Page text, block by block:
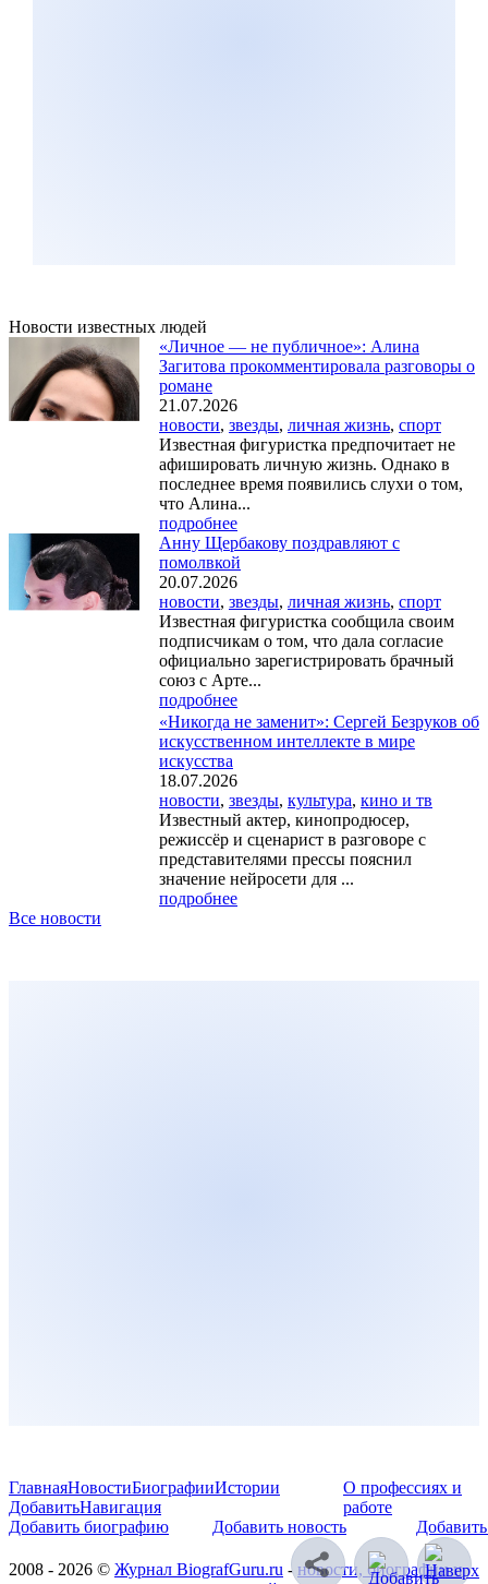
Новости известных людей
«Личное — не публичное»: Алина
Загитова прокомментировала разговоры о
романе
21.07.2026
новости, звезды, личная жизнь, спорт
Известная фигуристка предпочитает не
афишировать личную жизнь. Однако в
последнее время появились слухи о том,
что Алина...
подробнее
Анну Щербакову поздравляют с
помолвкой
20.07.2026
новости, звезды, личная жизнь, спорт
Известная фигуристка сообщила своим
подписчикам о том, что дала согласие
официально зарегистрировать брачный
союз с Арте...
подробнее
«Никогда не заменит»: Сергей Безруков об
искусственном интеллекте в мире
искусства
18.07.2026
новости, звезды, культура, кино и тв
Известный актер, кинопродюсер,
режиссёр и сценарист в разговоре с
представителями прессы пояснил
значение нейросети для ...
подробнее
Все новости
ГлавнаяНовостиБиографииИстории
ДобавитьНавигация
О профессиях и
работе
Добавить биографию
Добавить новость
2008 - 2026 © Журнал BiografGuru.ru - новости, биографии и